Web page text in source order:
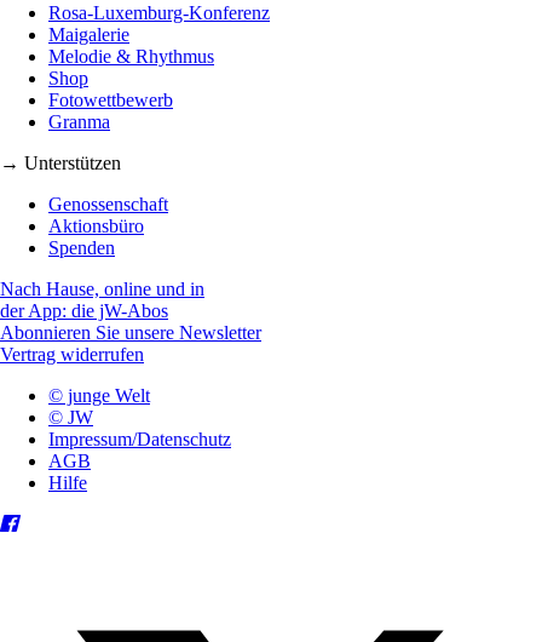
Rosa-Luxemburg-Konferenz
Maigalerie
Melodie & Rhythmus
Shop
Fotowettbewerb
Granma
→ Unterstützen
Genossenschaft
Aktionsbüro
Spenden
Nach Hause, online und in
der App: die jW-Abos
Abonnieren Sie unsere Newsletter
Vertrag widerrufen
© junge Welt
© JW
Impressum/Datenschutz
AGB
Hilfe